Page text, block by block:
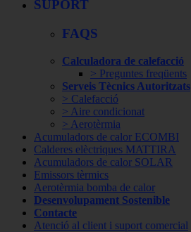
SUPORT
FAQS
Calculadora de calefacció
> Preguntes freqüents
Serveis Tècnics Autoritzats
> Calefacció
> Aire condicionat
> Aerotèrmia
Acumuladors de calor ECOMBI
Calderes elèctriques MATTIRA
Acumuladors de calor SOLAR
Emissors tèrmics
Aerotèrmia bomba de calor
Desenvolupament Sostenible
Contacte
Atenció al client i suport comercial